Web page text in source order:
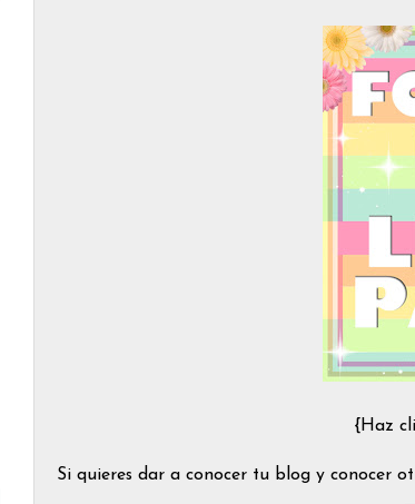
{Haz
Si quieres dar a conocer tu blog y conocer